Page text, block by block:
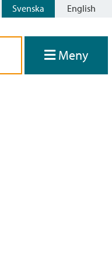
Svenska English
Meny